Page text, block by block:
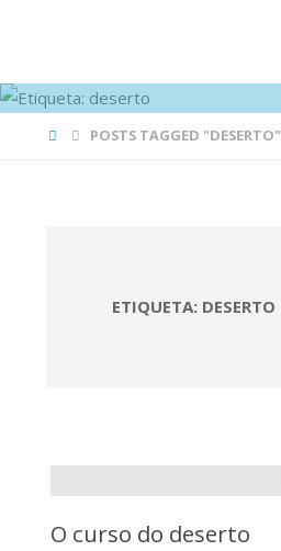
HOMEPOSTS TAGGED "DESERTO"
ETIQUETA: DESERTO
O curso do deserto